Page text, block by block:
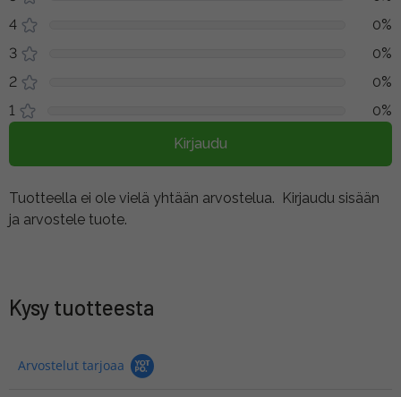
4
0%
3
0%
2
0%
1
0%
Kirjaudu
Tuotteella ei ole vielä yhtään arvostelua. Kirjaudu sisään
ja arvostele tuote.
Kysy tuotteesta
Arvostelut tarjoaa